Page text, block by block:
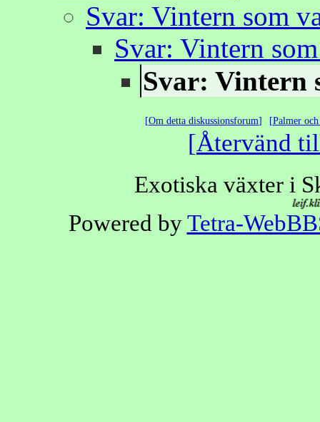
Svar: Vintern som
Svar: Vintern
Svar: Vintern
Om detta diskussionsforum Palmer
Återvänd
Exotiska växter i
Powered byTetra-